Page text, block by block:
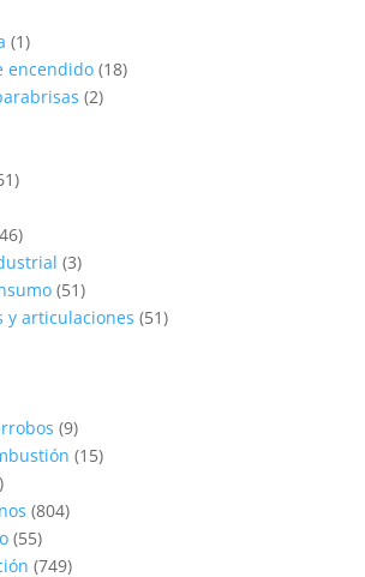
(1)
encendido (18)
(2)
(3)
(51)
y articulaciones (51)
(9)
(15)
(804)
(55)
(749)